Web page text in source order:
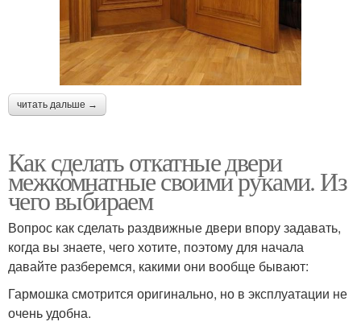
читать дальше →
Как сделать откатные двери
межкомнатные своими руками. Из
чего выбираем
Вопрос как сделать раздвижные двери впору задавать,
когда вы знаете, чего хотите, поэтому для начала
давайте разберемся, какими они вообще бывают:
Гармошка смотрится оригинально, но в эксплуатации не
очень удобна.